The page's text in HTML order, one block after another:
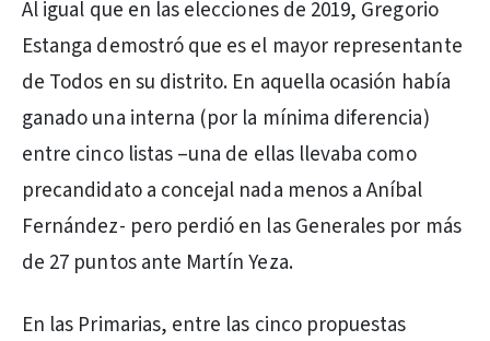
Al igual que en las elecciones de 2019, Gregorio
Estanga demostró que es el mayor representante
de Todos en su distrito. En aquella ocasión había
ganado una interna (por la mínima diferencia)
entre cinco listas –una de ellas llevaba como
precandidato a concejal nada menos a Aníbal
Fernández- pero perdió en las Generales por más
de 27 puntos ante Martín Yeza.
En las Primarias, entre las cinco propuestas